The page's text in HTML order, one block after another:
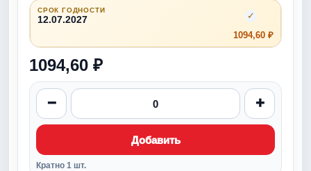
СРОК ГОДНОСТИ
12.07.2027
1094,60 ₽
✓
1094,60 ₽
− +
Добавить
Кратно 1 шт.